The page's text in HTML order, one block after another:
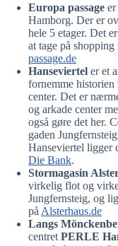
Europa passage
Hamborg. Der er
hele 5 etager. Det
at tage på
passage.de
Hanseviertel er et
fornemme
center. Det er
og arkade center
også gøre det her.
gaden
Hanseviertel ligger
Die Bank.
Stormagasin
virkelig flot og
Jungfernsteig, og
på Alsterhaus.de
Langs
centret PERLE